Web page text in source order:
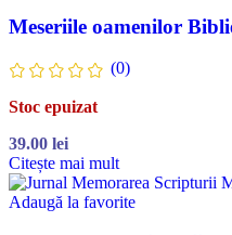
Meseriile oamenilor
(0)
Stoc epuizat
39.00 lei
Citește mai mult
Adaugă la favorite